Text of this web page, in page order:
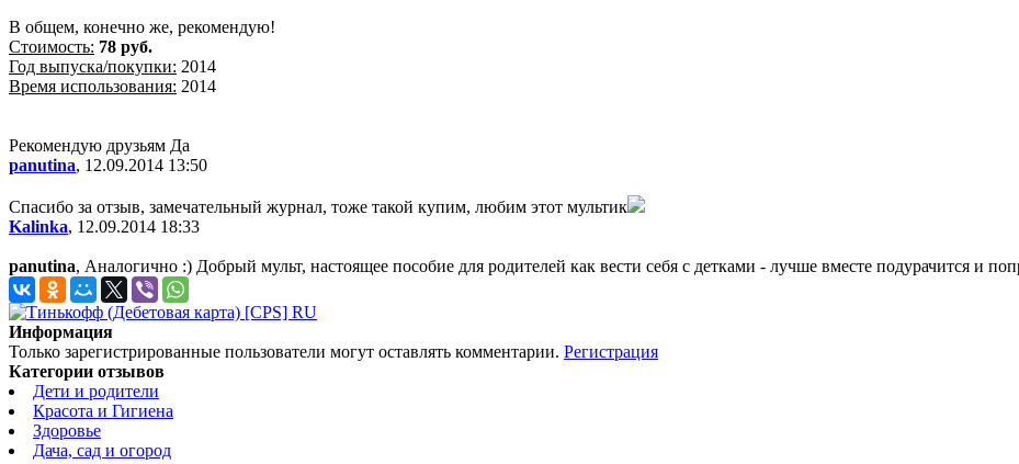
В общем, конечно же, рекомендую!
Стоимость: 78 руб.
Год выпуска/покупки: 2014
Время использования: 2014
Рекомендую друзьям Да
panutina, 12.09.2014 13:50
Спасибо за отзыв, замечательный журнал, тоже такой купим, любим этот мультик
Kalinka, 12.09.2014 18:33
panutina, Аналогично :) Добрый мульт, настоящее пособие для родителей как вести себя с детками - лучше вместе подурачится и
Информация
Только зарегистрированные пользователи могут оставлять комментарии. Регистрация
Категории отзывов
Дети и родители
Красота и Гигиена
Здоровье
Дача, сад и огород